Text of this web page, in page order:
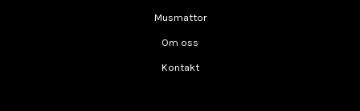
Musmattor
Om oss
Kontakt